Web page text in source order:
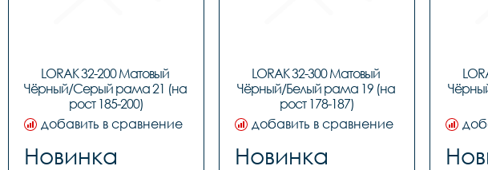
LORAK 32-200 Матовый
Чёрный/Серый рама 21 (на
рост 185-200)
добавить в сравнение
Новинка
LORAK 32-300 Матовый
Чёрный/Белый рама 19 (на
рост 178-187)
добавить в сравнение
Новинка